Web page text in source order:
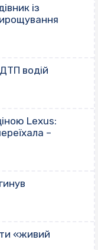
із
водій
Lexus:
–
«живий